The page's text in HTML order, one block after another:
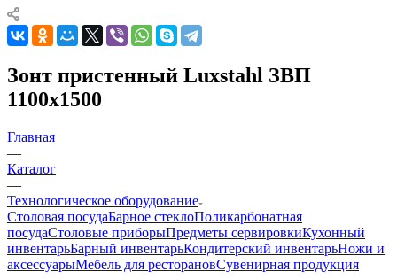
Зонт пристенный Luxstahl ЗВП
1100х1500
Главная
—
Каталог
—
Технологическое оборудование
Столовая посудаБарное стеклоПоликарбонатная
посудаСтоловые приборыПредметы сервировкиКухонный
инвентарьБарный инвентарьКондитерский инвентарьНожи и
аксессуарыМебель для ресторановСувенирная продукция